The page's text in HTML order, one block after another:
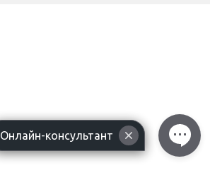
Онлайн-консультант